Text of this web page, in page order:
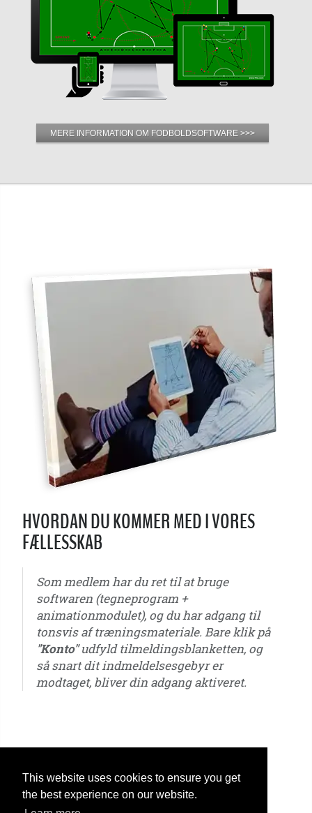
This website uses cookies to ensure you get
the best experience on our website.
MERE INFORMATION OM FODBOLDSOFTWARE >>>
HVORDAN DU KOMMER MED I VORES
FÆLLESSKAB
Som medlem har du ret til at bruge
softwaren (tegneprogram +
animationmodulet), og du har adgang til
tonsvis af træningsmateriale. Bare klik på
"Konto"udfyld tilmeldingsblanketten, og
så snart dit indmeldelsesgebyr er
modtaget, bliver din adgang aktiveret.